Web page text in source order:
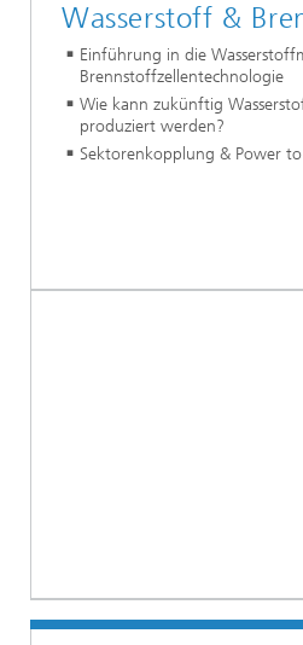
Wasserstoff &
Einführung in die
Brennstoffzellentechnologie
Wie kann zukünftig
produziert werden?
Sektorenkopplung & Power